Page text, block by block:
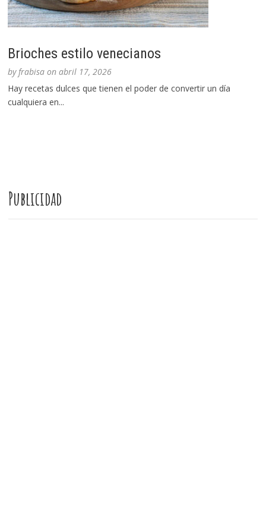
Brioches estilo venecianos
byfrabisa onabril 17, 2026
Hay recetas dulces que tienen el poder de convertir un día
cualquiera en...
Publicidad